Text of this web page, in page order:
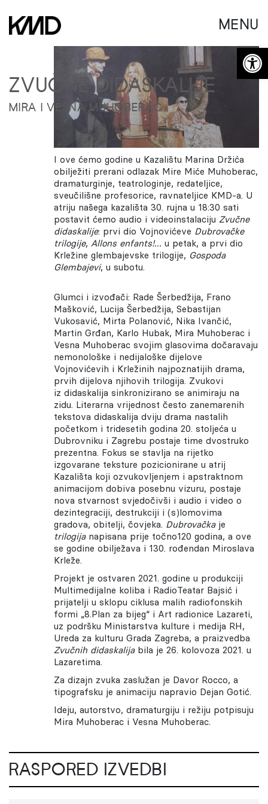
MENU
ZVUČNE DIDASKALIJE
MIRA I VESNA MUHOBERAC
I ove ćemo godine u Kazalištu Marina Držića
obilježiti prerani odlazak Mire Miće Muhoberac,
dramaturginje, teatrologinje, redateljice,
sveučilišne profesorice, ravnateljice KMD-a. U
atriju našega kazališta 30. rujna u 18:30 sati
postavit ćemo audio i videoinstalaciju Zvučne
didaskalije: prvi dio Vojnovićeve Dubrovačke
trilogije, Allons enfants!… u petak, a prvi dio
Krležine glembajevske trilogije, Gospoda
Glembajevi, u subotu.
Glumci i izvođači: Rade Šerbedžija, Frano
Mašković, Lucija Šerbedžija, Sebastijan
Vukosavić, Mirta Polanović, Nika Ivančić,
Martin Grđan, Karlo Hubak, Mira Muhoberac i
Vesna Muhoberac svojim glasovima dočaravaju
nemonološke i nedijaloške dijelove
Vojnovićevih i Krležinih najpoznatijih drama,
prvih dijelova njihovih trilogija. Zvukovi
iz didaskalija sinkronizirano se animiraju na
zidu. Literarna vrijednost često zanemarenih
tekstova didaskalija dviju drama nastalih
početkom i tridesetih godina 20. stoljeća u
Dubrovniku i Zagrebu postaje time dvostruko
prezentna. Fokus se stavlja na rijetko
izgovarane teksture pozicionirane u atrij
Kazališta koji ozvukovljenjem i apstraktnom
animacijom dobiva posebnu vizuru, postaje
nova stvarnost svjedočivši i audio i video o
dezintegraciji, destrukciji i (s)lomovima
gradova, obitelji, čovjeka. Dubrovačkaje
trilogijanapisana prije točno120 godina, a ove
se godine obilježava i 130. rođendan Miroslava
Krleže.
Projekt je ostvaren 2021. godine u produkciji
Multimedijalne koliba i RadioTeatar Bajsić i
prijatelji u sklopu ciklusa malih radiofonskih
formi „8.Plan za bijeg“ i Art radionice Lazareti,
uz podršku Ministarstva kulture i medija RH,
Ureda za kulturu Grada Zagreba, a praizvedba
Zvučnih didaskalijabila je 26. kolovoza 2021. u
Lazaretima.
Za dizajn zvuka zaslužan je Davor Rocco, a
tipografsku je animaciju napravio Dejan Gotić.
Ideju, autorstvo, dramaturgiju i režiju potpisuju
Mira Muhoberac i Vesna Muhoberac.
RASPORED IZVEDBI